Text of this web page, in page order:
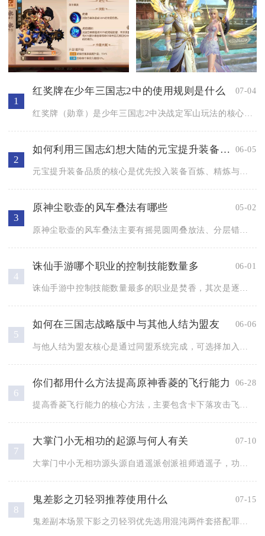
1
红奖牌在少年三国志2中的使用规则是什么 07-04
2
如何利用三国志幻想大陆的元宝提升装备品质 06-05
3
原神尘歌壶的风车叠法有哪些 05-02
4
诛仙手游哪个职业的控制技能数量多 06-01
5
如何在三国志战略版中与其他人结为盟友 06-06
6
你们都用什么方法提高原神香菱的飞行能力 06-28
7
大掌门小无相功的起源与何人有关 07-10
8
鬼差影之刃轻羽推荐使用什么 07-15
鬼差副本场景下影之刃轻羽优先选用混沌两件套搭配罪业主武器、魔...